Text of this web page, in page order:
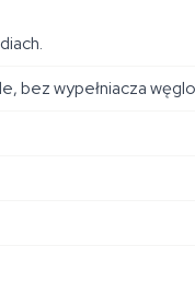
bez wypełniacza